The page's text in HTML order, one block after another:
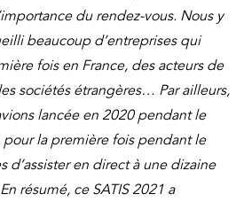
du rendez-vous. Nous y
beaucoup d’entreprises qui
fois en France, des acteurs de
sociétés étrangères… Par ailleurs,
lancée en 2020 pendant le
la première fois pendant le
d’assister en direct à une dizaine
résumé, ce SATIS 2021 a